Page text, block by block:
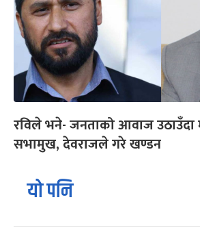
रविले भने- जनताको आवाज
सभामुख, देवराजले गरे खण्डन
यो पनि